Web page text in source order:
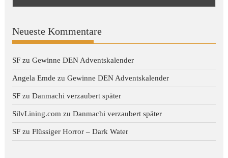
Neueste Kommentare
SF zuGewinne DEN Adventskalender
Angela Emde zuGewinne DEN Adventskalender
SF zuDanmachi verzaubert später
SilvLining.com zuDanmachi verzaubert später
SF zuFlüssiger Horror – Dark Water